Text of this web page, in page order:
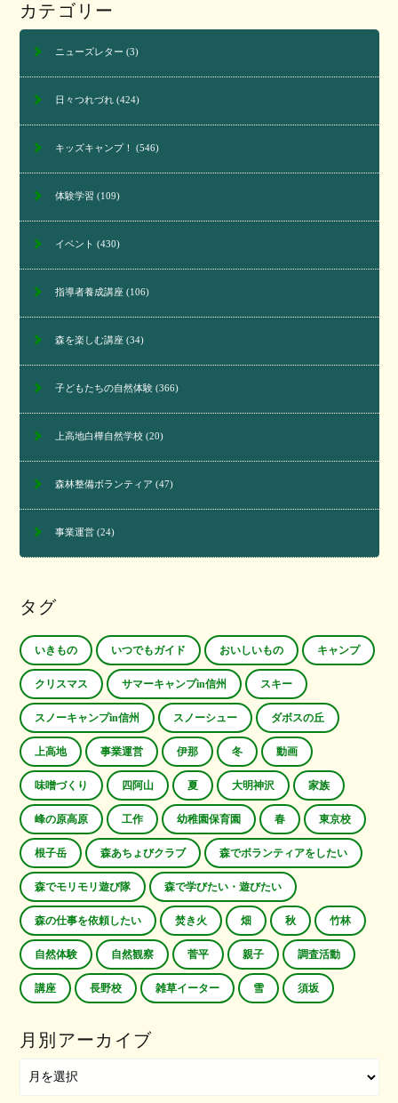
カテゴリー
ニューズレター (3)
日々つれづれ(424)
キッズキャンプ！ (546)
体験学習 (109)
イベント (430)
指導者養成講座(106)
森を楽しむ講座(34)
子どもたちの自然体験(366)
上高地白樺自然学校(20)
森林整備ボランティア (47)
事業運営(24)
タグ
いきもの いつでもガイド おいしいもの キャンプ
クリスマス サマーキャンプin信州 スキー
スノーキャンプin信州 スノーシュー ダボスの丘
上高地 事業運営 伊那 冬 動画
味噌づくり 四阿山 夏 大明神沢 家族
峰の原高原 工作 幼稚園保育園 春 東京校
根子岳 森あちょびクラブ 森でボランティアをしたい
森でモリモリ遊び隊 森で学びたい・遊びたい
森の仕事を依頼したい 焚き火 畑 秋 竹林
自然体験 自然観察 菅平 親子 調査活動
講座 長野校 雑草イーター 雪 須坂
月別アーカイブ